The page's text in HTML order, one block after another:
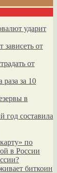
ударит
зависеть от
от
за 10
в
составила
по
в России
биткоин